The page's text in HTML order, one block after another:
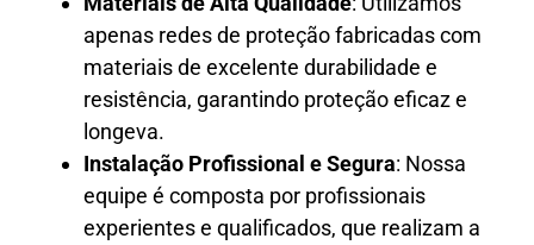
apenas redes de proteção fabricadas com
materiais de excelente durabilidade e
resistência, garantindo proteção eficaz e
longeva.
Instalação Profissional e Segura: Nossa
equipe é composta por profissionais
experientes e qualificados, que realizam a